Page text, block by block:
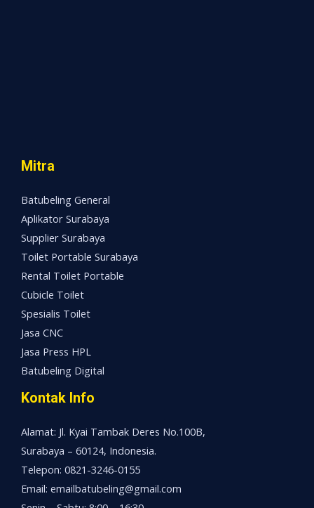
Mitra
Batubeling General
Aplikator Surabaya
Supplier Surabaya
Toilet Portable Surabaya
Rental Toilet Portable
Cubicle Toilet
Spesialis Toilet
Jasa CNC
Jasa Press HPL
Batubeling Digital
Kontak Info
Alamat: Jl. Kyai Tambak Deres No.100B,
Surabaya – 60124, Indonesia.
Telepon: 0821-3246-0155
Email: emailbatubeling@gmail.com